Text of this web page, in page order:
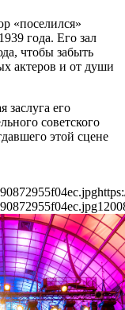
«поселился»
года. Его зал
чтобы забыть
актеров и от души
заслуга его
советского
этой сцене
1200